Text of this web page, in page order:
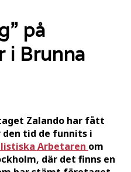
på
i Brunna
Zalando har fått
tid de funnits i
Arbetaren om
där det finns en